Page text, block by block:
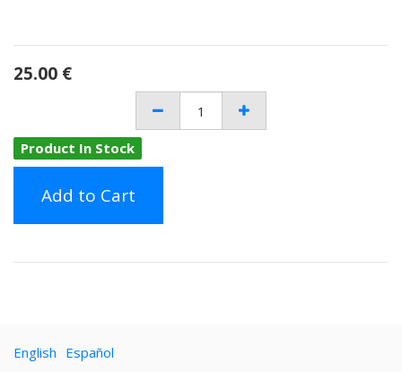
25.00 €
Product In Stock
Add to Cart
English Español